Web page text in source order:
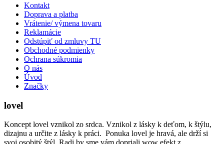
Kontakt
Doprava a platba
Vrátenie/ výmena tovaru
Reklamácie
Odstúpiť od zmluvy TU
Obchodné podmienky
Ochrana súkromia
O nás
Úvod
Značky
lovel
Koncept lovel vznikol zo srdca. Vznikol z lásky k deťom, k štýlu,
dizajnu a určite z lásky k práci. Ponuka lovel je hravá, ale drží si